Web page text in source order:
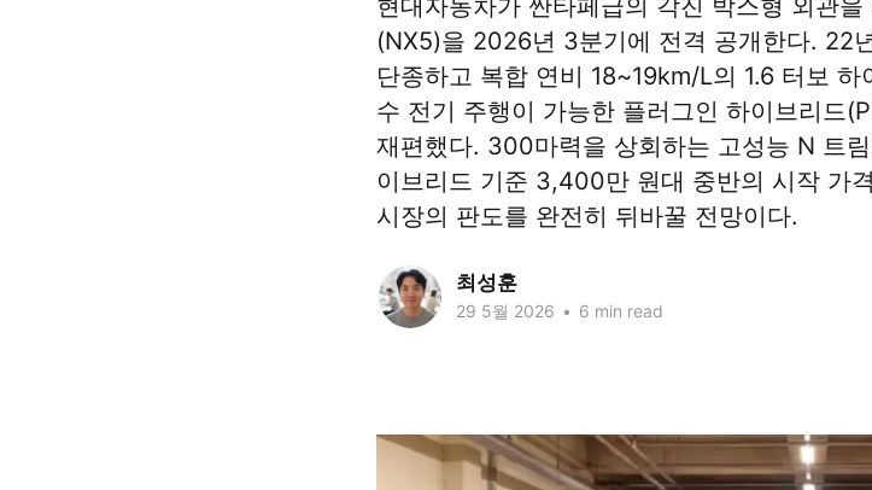
(NX5)을 2026년 3분기에 전격 공개한다. 22
단종하고 복합 연비 18~19km/L의 1.6 터보
수 전기 주행이 가능한 플러그인 하이브리드
재편했다. 300마력을 상회하는 고성능 N 트
이브리드 기준 3,400만 원대 중반의 시작 가
시장의 판도를 완전히 뒤바꿀 전망이다.
최성훈
29 5월 2026 • 6 min read